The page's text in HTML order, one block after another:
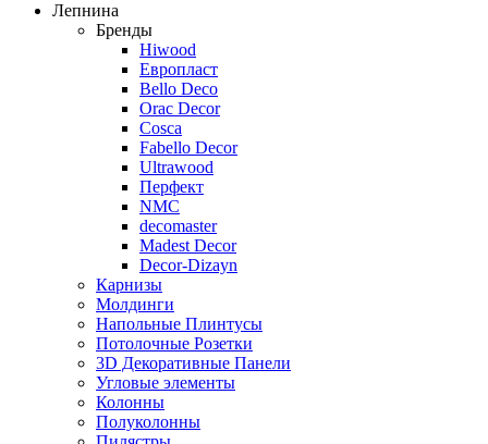
Лепнина
Бренды
Hiwood
Европласт
Bello Deco
Orac Decor
Cosca
Fabello Decor
Ultrawood
Перфект
NMC
decomaster
Madest Decor
Decor-Dizayn
Карнизы
Молдинги
Напольные Плинтусы
Потолочные Розетки
3D Декоративные Панели
Угловые элементы
Колонны
Полуколонны